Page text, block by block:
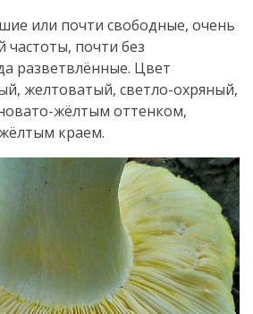
или почти свободные, очень
частоты, почти без
разветвлённые. Цвет
желтоватый, светло-охряный,
жёлтым оттенком,
краем.